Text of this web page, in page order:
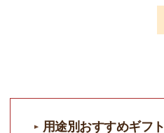
用途別おすすめギフト